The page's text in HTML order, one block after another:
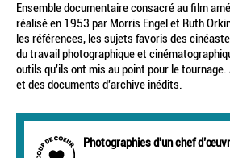
Ensemble documentaire consacré au film
réalisé en 1953 par Morris Engel et Ruth
les références, les sujets favoris des
du travail photographique et
outils qu'ils ont mis au point pour le
et des documents d'archive inédits.
Photographies d'un chef